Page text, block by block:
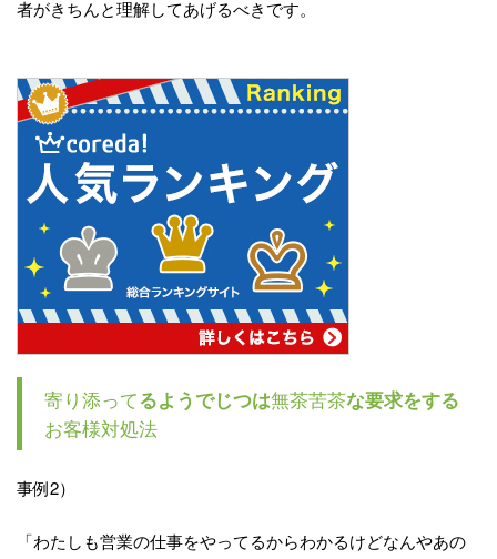
者がきちんと理解してあげるべきです。
寄り添ってるようでじつは無茶苦茶な要求をする
お客様対処法
事例2）
「わたしも営業の仕事をやってるからわかるけどなんやあの